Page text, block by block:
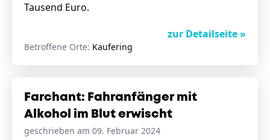
Tausend Euro.
zur Detailseite »
Betroffene Orte: Kaufering
Farchant: Fahranfänger mit
Alkohol im Blut erwischt
geschrieben am 09. Februar 2024